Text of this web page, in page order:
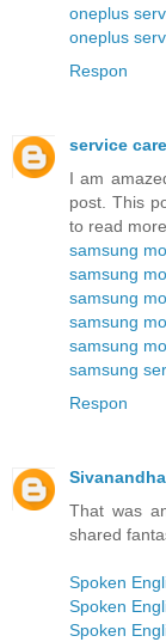
oneplus
oneplus
Respon
service care
I am
post. This
to read
samsung
samsung
samsung
samsung
samsung
samsung
Respon
That was
shared
Spoken
Spoken
Spoken